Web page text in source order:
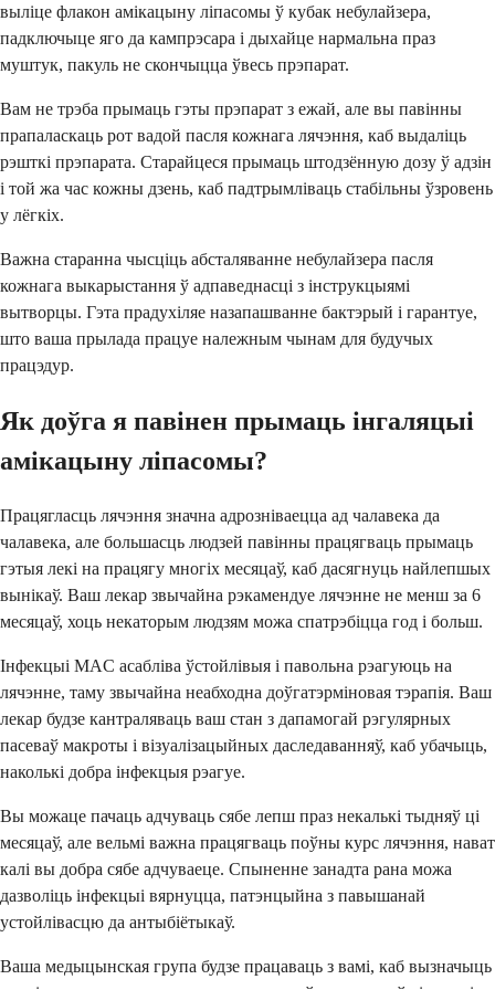
выліце флакон амікацыну ліпасомы ў кубак небулайзера,
падключыце яго да кампрэсара і дыхайце нармальна праз
муштук, пакуль не скончыцца ўвесь прэпарат.
Вам не трэба прымаць гэты прэпарат з ежай, але вы павінны
прапаласкаць рот вадой пасля кожнага лячэння, каб выдаліць
рэшткі прэпарата. Старайцеся прымаць штодзённую дозу ў адзін
і той жа час кожны дзень, каб падтрымліваць стабільны ўзровень
у лёгкіх.
Важна старанна чысціць абсталяванне небулайзера пасля
кожнага выкарыстання ў адпаведнасці з інструкцыямі
вытворцы. Гэта прадухіляе назапашванне бактэрый і гарантуе,
што ваша прылада працуе належным чынам для будучых
працэдур.
Як доўга я павінен прымаць інгаляцыі
амікацыну ліпасомы?
Працягласць лячэння значна адрозніваецца ад чалавека да
чалавека, але большасць людзей павінны працягваць прымаць
гэтыя лекі на працягу многіх месяцаў, каб дасягнуць найлепшых
вынікаў. Ваш лекар звычайна рэкамендуе лячэнне не менш за 6
месяцаў, хоць некаторым людзям можа спатрэбіцца год і больш.
Інфекцыі MAC асабліва ўстойлівыя і павольна рэагуюць на
лячэнне, таму звычайна неабходна доўгатэрміновая тэрапія. Ваш
лекар будзе кантраляваць ваш стан з дапамогай рэгулярных
пасеваў макроты і візуалізацыйных даследаванняў, каб убачыць,
наколькі добра інфекцыя рэагуе.
Вы можаце пачаць адчуваць сябе лепш праз некалькі тыдняў ці
месяцаў, але вельмі важна працягваць поўны курс лячэння, нават
калі вы добра сябе адчуваеце. Спыненне занадта рана можа
дазволіць інфекцыі вярнуцца, патэнцыйна з павышанай
устойлівасцю да антыбіётыкаў.
Ваша медыцынская група будзе працаваць з вамі, каб вызначыць